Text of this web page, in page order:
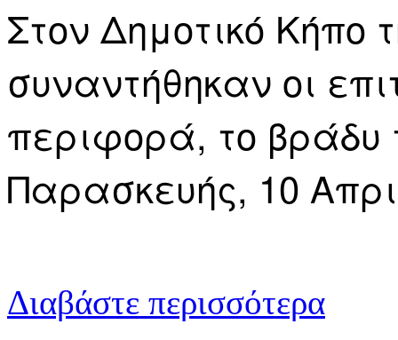
Στον Δημοτικό Κήπο
συναντήθηκαν οι
περιφορά, το
Παρασκευής, 10
Διαβάστε περισσότερα